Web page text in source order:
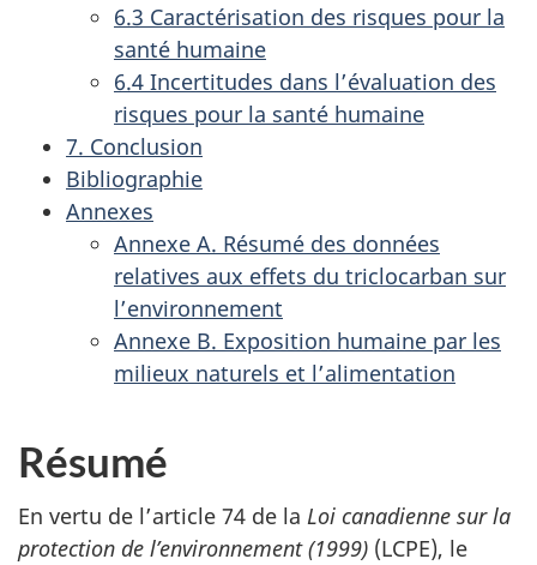
6.3 Caractérisation des risques pour la
santé humaine
6.4 Incertitudes dans l’évaluation des
risques pour la santé humaine
7. Conclusion
Bibliographie
Annexes
Annexe A. Résumé des données
relatives aux effets du triclocarban sur
l’environnement
Annexe B. Exposition humaine par les
milieux naturels et l’alimentation
Résumé
En vertu de l’article 74 de la Loi canadienne sur la
protection de l’environnement (1999) (LCPE), le